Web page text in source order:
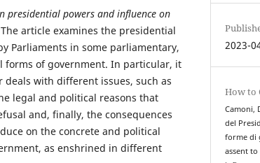
presidential powers and influence on
The article examines the presidential
Parliaments in some parliamentary,
of government. In particular, it
with different issues, such as
legal and political reasons that
and, finally, the consequences
on the concrete and political
as enshrined in different
2023-
How to
Camoni,
del
forme di
assent